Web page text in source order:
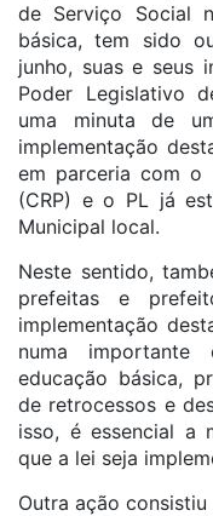
de Serviço Social
básica, tem sido
junho, suas e seus
Poder Legislativo
uma minuta de
implementação
em parceria com o
(CRP) e o PL já
Municipal local.
Neste sentido,
prefeitas e
implementação
numa
educação básica,
de retrocessos e
isso, é essencial a
que a lei seja
Outra ação